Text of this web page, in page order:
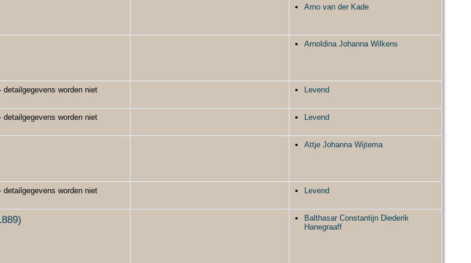
Arno van der Kade
Arnoldina Johanna Wilkens
worden niet
Levend
worden niet
Levend
Attje Johanna Wijtema
worden niet
Levend
Balthasar Constantijn Diederik
Hanegraaff